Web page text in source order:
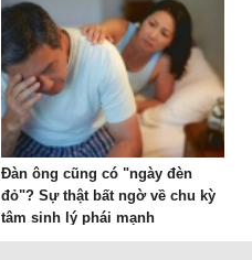
Đàn ông cũng có "ngày đèn
đỏ"? Sự thật bất ngờ về chu kỳ
tâm sinh lý phái mạnh